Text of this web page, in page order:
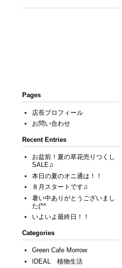
Pages
店長プロフィール
お問い合わせ
Recent Entries
お盆前！夏の草花売りつくし
SALE♫
本日の夏のオニ通は！！
８月スタートです♫
暑い中ありがとうございまし
た(^^ゞ
いよいよ最終日！！
Categories
Green Cafe Morrow
IDEAL 植物生活